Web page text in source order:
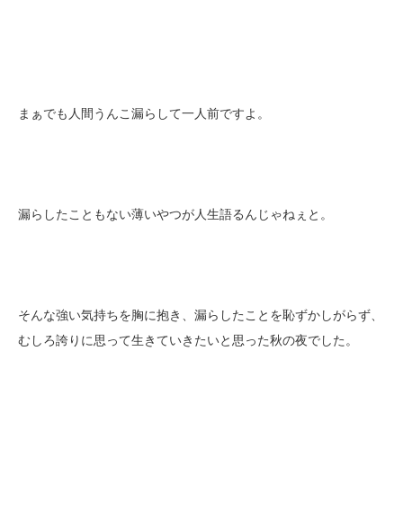
まぁでも人間うんこ漏らして一人前ですよ。
漏らしたこともない薄いやつが人生語るんじゃねぇと。
そんな強い気持ちを胸に抱き、漏らしたことを恥ずかしがらず、
むしろ誇りに思って生きていきたいと思った秋の夜でした。